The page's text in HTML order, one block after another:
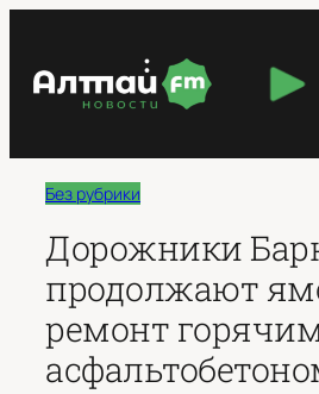
содержимому
Без рубрики
Дорожники
продолжают
ремонт